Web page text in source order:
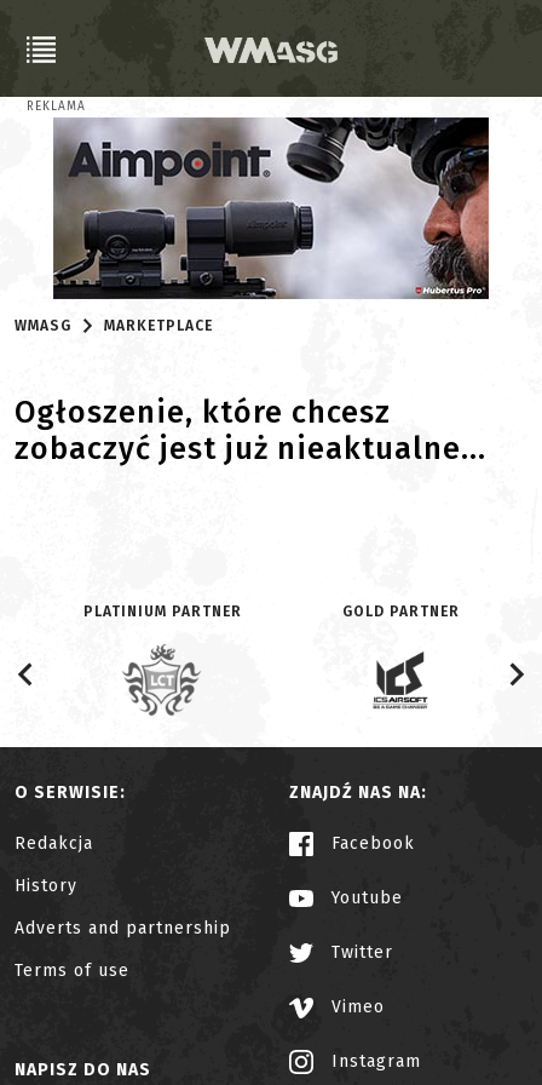
REKLAMA
WMASG MARKETPLACE
Ogłoszenie, które chcesz
zobaczyć jest już nieaktualne...
PLATINIUM PARTNER GOLD PARTNER
O SERWISIE:
Redakcja
History
Adverts and partnership
Terms of use
ZNAJDŹ NAS NA:
Facebook
Youtube
Twitter
Vimeo
Instagram
NAPISZ DO NAS